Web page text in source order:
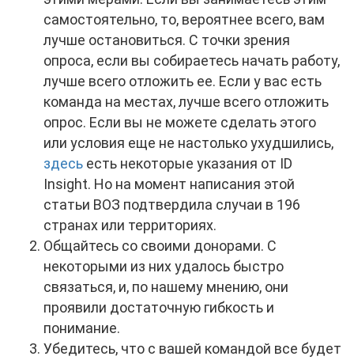
самостоятельно, то, вероятнее всего, вам
лучше остановиться. С точки зрения
опроса, если вы собираетесь начать работу,
лучше всего отложить ее. Если у вас есть
команда на местах, лучше всего отложить
опрос. Если вы не можете сделать этого
или условия еще не настолько ухудшились,
здесь есть некоторые указания от ID
Insight. Но на момент написания этой
статьи ВОЗ подтвердила случаи в 196
странах или территориях.
Общайтесь со своими донорами. С
некоторыми из них удалось быстро
связаться, и, по нашему мнению, они
проявили достаточную гибкость и
понимание.
Убедитесь, что с вашей командой все будет